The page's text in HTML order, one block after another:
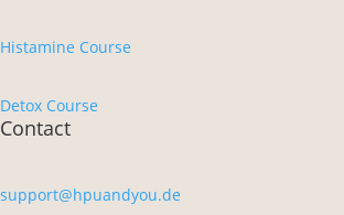
Histamine Course
Detox Course
Contact
support@hpuandyou.de